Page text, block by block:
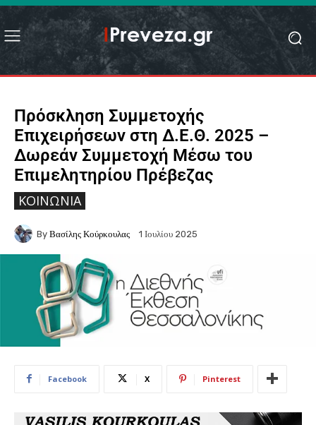
Πρόσκληση Συμμετοχής
Επιχειρήσεων στη Δ.Ε.Θ. 2025 –
Δωρεάν Συμμετοχή Μέσω του
Επιμελητηρίου Πρέβεζας
ΚΟΙΝΩΝΙΑ
By Βασίλης Κούρκουλας 1 Ιουλίου 2025
Facebook X Pinterest